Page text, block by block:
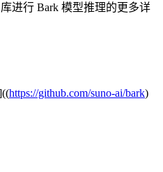
进行 Bark 模型推理的更多详
https://github.com/suno-ai/bark)